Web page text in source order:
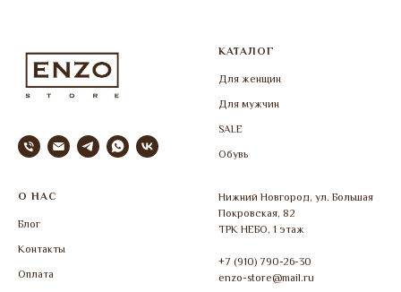
КАТАЛОГ
Для женщин
Для мужчин
SALE
Обувь
О НАС
Блог
Контакты
Оплата
Нижний Новгород, ул. Большая
Покровская, 82
ТРК НЕБО, 1 этаж
+7 (910) 790-26-30
enzo-store@mail.ru